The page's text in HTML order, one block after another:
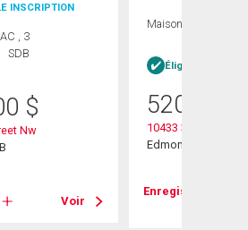
INSCRIPTION
, 3
SDB
$
Nw
Voir
Maison
Éligible Louer
520 000
10433 32a Avenue
Edmonton, AB
Enregistrer